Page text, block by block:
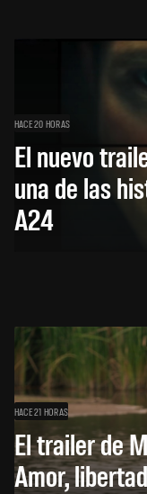
HACE 20 HORAS
El nuevo
una de las
A24
HACE 21 HORAS
El trailer de
Amor,